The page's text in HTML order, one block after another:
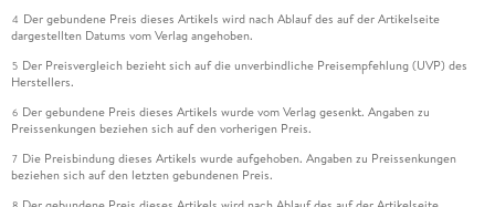
4 Der gebundene Preis dieses Artikels wird nach Ablauf des auf der Artikelseite
dargestellten Datums vom Verlag angehoben.
5 Der Preisvergleich bezieht sich auf die unverbindliche Preisempfehlung (UVP) des
Herstellers.
6 Der gebundene Preis dieses Artikels wurde vom Verlag gesenkt. Angaben zu
Preissenkungen beziehen sich auf den vorherigen Preis.
7 Die Preisbindung dieses Artikels wurde aufgehoben. Angaben zu Preissenkungen
beziehen sich auf den letzten gebundenen Preis.